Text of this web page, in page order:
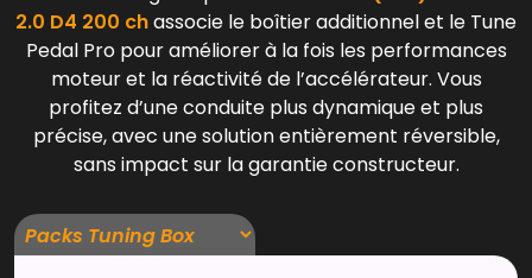
2.0 D4 200 chassocie le boîtier additionnel et le Tune
Pedal Pro pour améliorer à la fois les performances
moteur et la réactivité de l’accélérateur. Vous
profitez d’une conduite plus dynamique et plus
précise, avec une solution entièrement réversible,
sans impact sur la garantie constructeur.